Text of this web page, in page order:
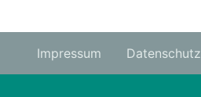
Impressum Datenschutz